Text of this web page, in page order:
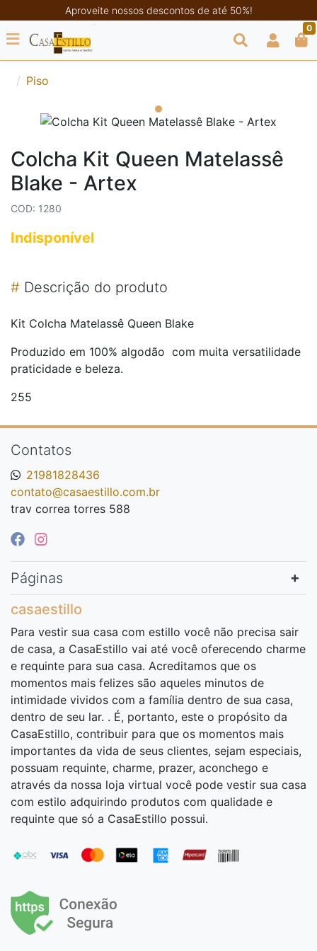
Aproveite nossos descontos de até 50%!
0
Piso
Colcha Kit Queen Matelassê
Blake - Artex
COD: 1280
Indisponível
# Descrição do produto
Kit Colcha Matelassê Queen Blake
Produzido em 100% algodão com muita versatilidade
praticidade e beleza.
255
Contatos
21981828436
contato@casaestillo.com.br
trav correa torres 588
Páginas
casaestillo
Para vestir sua casa com estillo você não precisa sair
de casa, a CasaEstillo vai até você oferecendo charme
e requinte para sua casa. Acreditamos que os
momentos mais felizes são aqueles minutos de
intimidade vividos com a família dentro de sua casa,
dentro de seu lar. . É, portanto, este o propósito da
CasaEstillo, contribuir para que os momentos mais
importantes da vida de seus clientes, sejam especiais,
possuam requinte, charme, prazer, aconchego e
através da nossa loja virtual você pode vestir sua casa
com estilo adquirindo produtos com qualidade e
requinte que só a CasaEstillo possui.